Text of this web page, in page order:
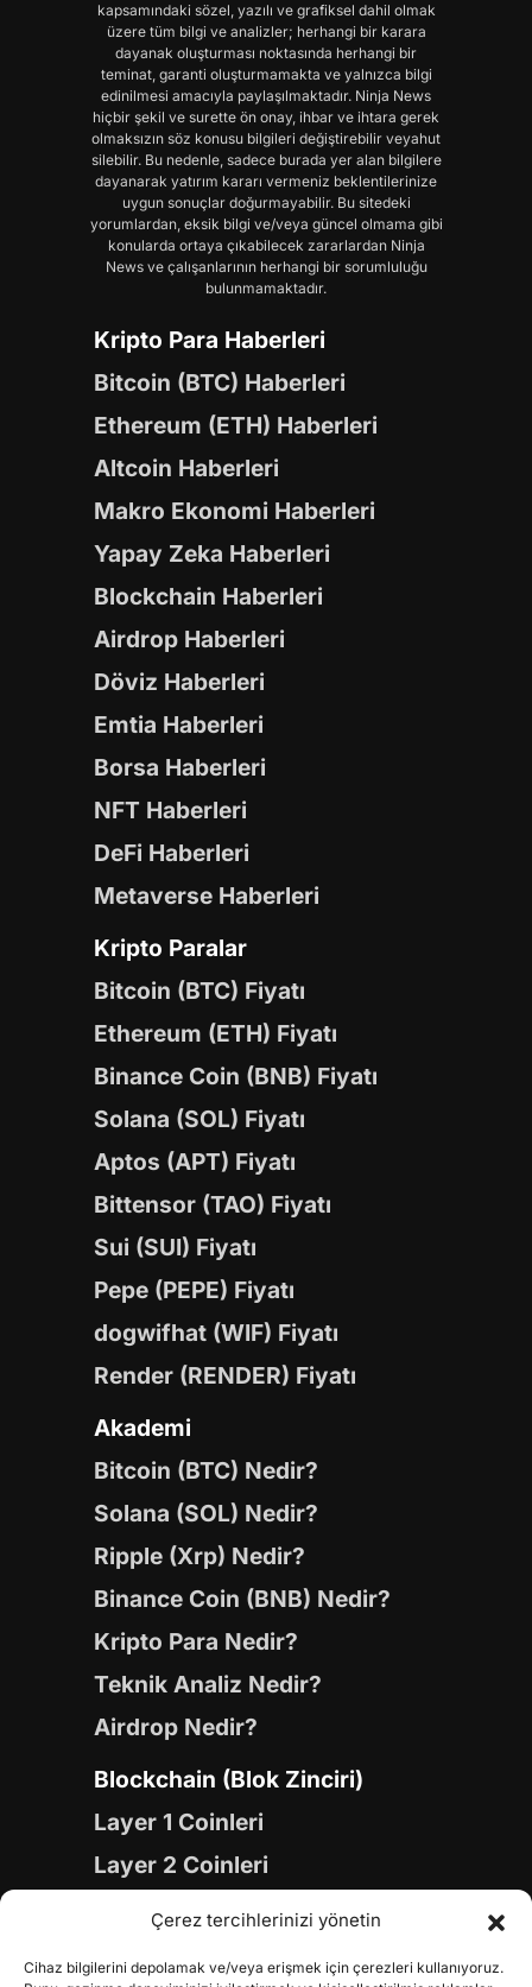
Çerez tercihlerinizi yönetin
Cihaz bilgilerini depolamak ve/veya erişmek için çerezleri kullanıyoruz.
kapsamındaki sözel, yazılı ve grafiksel dahil olmak
üzere tüm bilgi ve analizler; herhangi bir karara
dayanak oluşturması noktasında herhangi bir
teminat, garanti oluşturmamakta ve yalnızca bilgi
edinilmesi amacıyla paylaşılmaktadır. Ninja News
hiçbir şekil ve surette ön onay, ihbar ve ihtara gerek
olmaksızın söz konusu bilgileri değiştirebilir veyahut
silebilir. Bu nedenle, sadece burada yer alan bilgilere
dayanarak yatırım kararı vermeniz beklentilerinize
uygun sonuçlar doğurmayabilir. Bu sitedeki
yorumlardan, eksik bilgi ve/veya güncel olmama gibi
konularda ortaya çıkabilecek zararlardan Ninja
News ve çalışanlarının herhangi bir sorumluluğu
bulunmamaktadır.
Kripto Para Haberleri
Bitcoin (BTC) Haberleri
Ethereum (ETH) Haberleri
Altcoin Haberleri
Makro Ekonomi Haberleri
Yapay Zeka Haberleri
Blockchain Haberleri
Airdrop Haberleri
Döviz Haberleri
Emtia Haberleri
Borsa Haberleri
NFT Haberleri
DeFi Haberleri
Metaverse Haberleri
Kripto Paralar
Bitcoin (BTC) Fiyatı
Ethereum (ETH) Fiyatı
Binance Coin (BNB) Fiyatı
Solana (SOL) Fiyatı
Aptos (APT) Fiyatı
Bittensor (TAO) Fiyatı
Sui (SUI) Fiyatı
Pepe (PEPE) Fiyatı
dogwifhat (WIF) Fiyatı
Render (RENDER) Fiyatı
Akademi
Bitcoin (BTC) Nedir?
Solana (SOL) Nedir?
Ripple (Xrp) Nedir?
Binance Coin (BNB) Nedir?
Kripto Para Nedir?
Teknik Analiz Nedir?
Airdrop Nedir?
Blockchain (Blok Zinciri)
Layer 1 Coinleri
Layer 2 Coinleri
Yapay Zeka (AI) Coinleri